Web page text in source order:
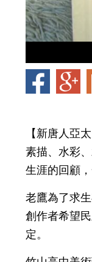
【新唐人亞
素描、水彩
生涯的回顧，
老鷹為了求
創作者希望
定。